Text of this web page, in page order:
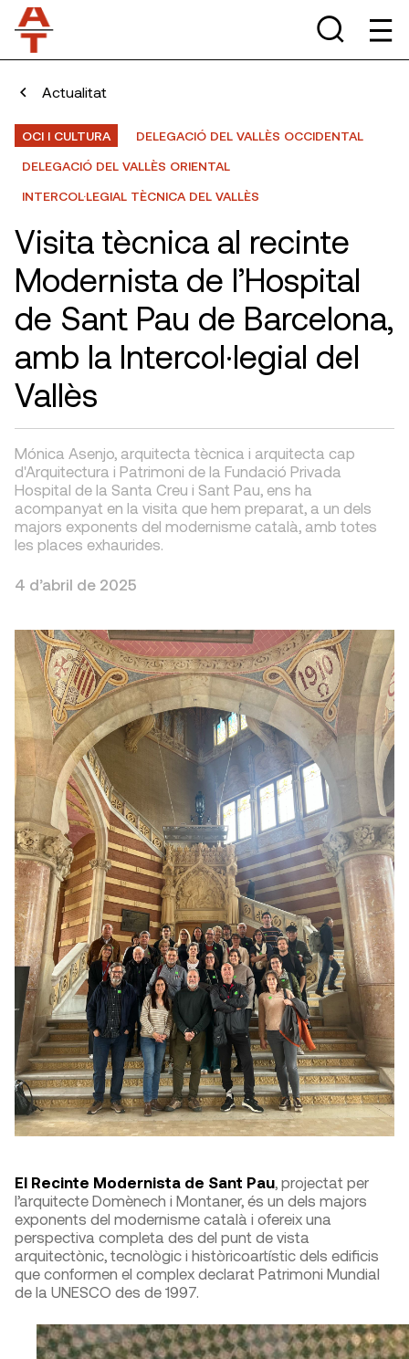
Actualitat
OCI I CULTURA
DELEGACIÓ DEL VALLÈS OCCIDENTAL
DELEGACIÓ DEL VALLÈS ORIENTAL
INTERCOL·LEGIAL TÈCNICA DEL VALLÈS
Visita tècnica al recinte
Modernista de l’Hospital
de Sant Pau de Barcelona,
amb la Intercol·legial del
Vallès
Mónica Asenjo, arquitecta tècnica i arquitecta cap
d'Arquitectura i Patrimoni de la Fundació Privada
Hospital de la Santa Creu i Sant Pau, ens ha
acompanyat en la visita que hem preparat, a un dels
majors exponents del modernisme català, amb totes
les places exhaurides.
4 d’abril de 2025
El Recinte Modernista de Sant Pau , projectat per
l’arquitecte Domènech i Montaner, és un dels majors
exponents del modernisme català i ofereix una
perspectiva completa des del punt de vista
arquitectònic, tecnològic i històricoartístic dels edificis
que conformen el complex declarat Patrimoni Mundial
de la UNESCO des de 1997.